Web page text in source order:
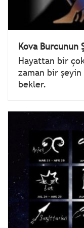
Kova Burcunun
Hayattan bir
zaman bir şeyin
bekler.